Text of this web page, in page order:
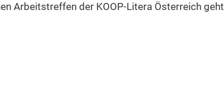
Arbeitstreffen der KOOP-Litera Österreich geht